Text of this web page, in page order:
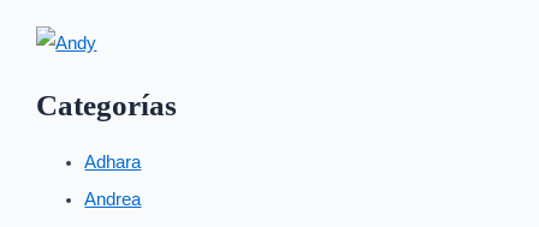
Categorías
Adhara
Andrea